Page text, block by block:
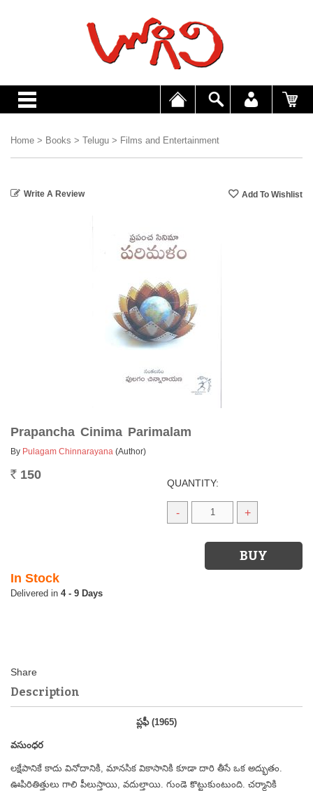
Home > Books > Telugu > Films and Entertainment
Write A Review
Prapancha Cinima Parimalam
By Pulagam Chinnarayana (Author)
Rs. 150
QUANTITY:
- +
In Stock
4 - 9 Days
Description
ప్లఫీ (1965)
వసుంధర
లక్షేపానికే కాదు వినోదానికి, మానసిక వికాసానికి కూడా దారి తీసే ఒక అద్భుతం.
ఊపిరితిత్తులు గాలి పీలుస్తాయి, వదుల్తాయి. గుండె కొట్టుకుంటుంది. చర్మానికి